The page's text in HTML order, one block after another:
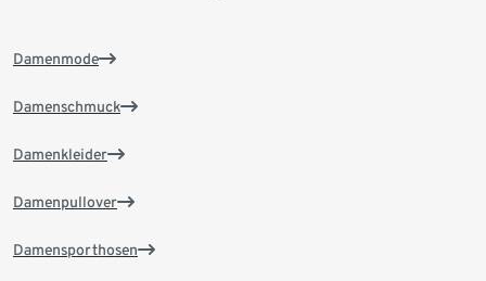
Damenmode
Damenschmuck
Damenkleider
Damenpullover
Damensporthosen